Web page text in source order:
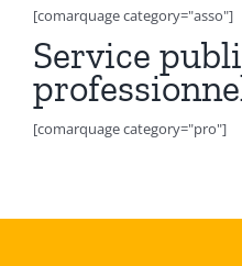
[comarquage category="asso"]
Service
[comarquage category="pro"]